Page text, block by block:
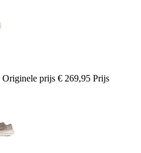
Originele prijs € 269,95 Prijs